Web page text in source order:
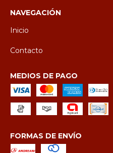
NAVEGACIÓN
Inicio
Contacto
MEDIOS DE PAGO
FORMAS DE ENVÍO